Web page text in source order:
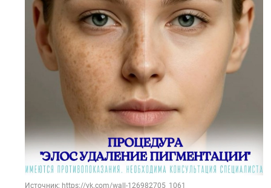
Источник: https://vk.com/wall-126982705_1061